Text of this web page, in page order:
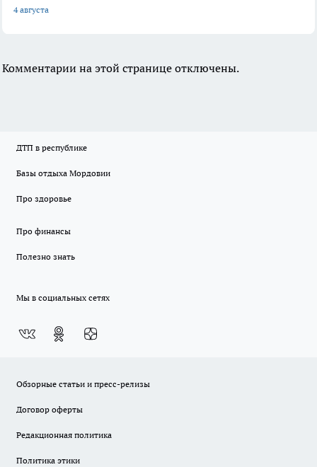
4 августа
Комментарии на этой странице отключены.
ДТП в республике
Базы отдыха Мордовии
Про здоровье
Про финансы
Полезно знать
Мы в социальных сетях
Обзорные статьи и пресс-релизы
Договор оферты
Редакционная политика
Политика этики